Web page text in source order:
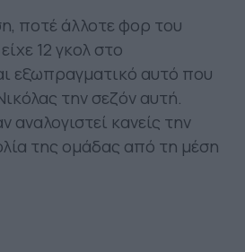
ποτέ άλλοτε φορ του
12 γκολ στο
εξωπραγματικό αυτό που
την σεζόν αυτή.
αναλογιστεί κανείς την
της ομάδας από τη μέση